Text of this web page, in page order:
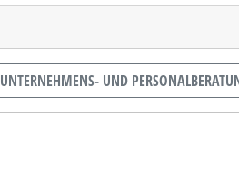
UNTERNEHMENS- UND